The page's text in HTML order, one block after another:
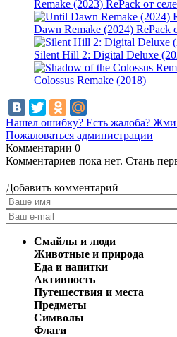
Remake (2023) RePack от
Dawn Remake (2024) RePack
Silent Hill 2: Digital Deluxe
Colossus Remake (2018)
Нашел ошибку? Есть жалоба?
Пожаловаться администрации
Комментарии 0
Комментариев пока нет. Стань
Добавить комментарий
Смайлы и люди
Животные и природа
Еда и напитки
Активность
Путешествия и места
Предметы
Символы
Флаги